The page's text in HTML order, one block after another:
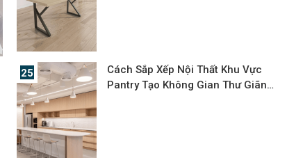
Cách Sắp Xếp Nội Thất Khu Vực
Pantry Tạo Không Gian Thư Giãn